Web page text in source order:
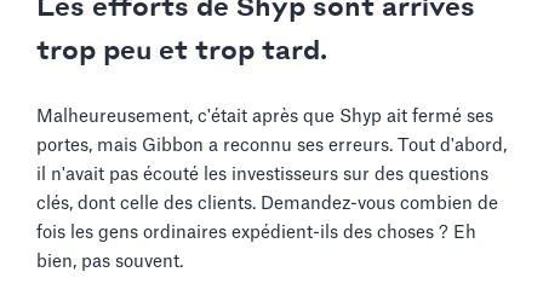
Les efforts de Shyp sont arrivés
trop peu et trop tard.
Malheureusement, c'était après que Shyp ait fermé ses
portes, mais Gibbon a reconnu ses erreurs. Tout d'abord,
il n'avait pas écouté les investisseurs sur des questions
clés, dont celle des clients. Demandez-vous combien de
fois les gens ordinaires expédient-ils des choses ? Eh
bien, pas souvent.